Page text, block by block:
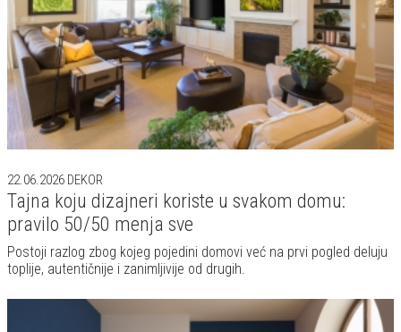
22.06.2026 DEKOR
Tajna koju dizajneri koriste u svakom domu:
pravilo 50/50 menja sve
Postoji razlog zbog kojeg pojedini domovi već na prvi pogled deluju
toplije, autentičnije i zanimljivije od drugih.